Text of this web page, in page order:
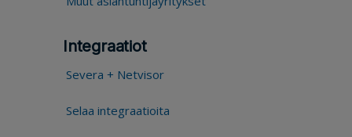
Integraatiot
Severa + Netvisor
Selaa integraatioita